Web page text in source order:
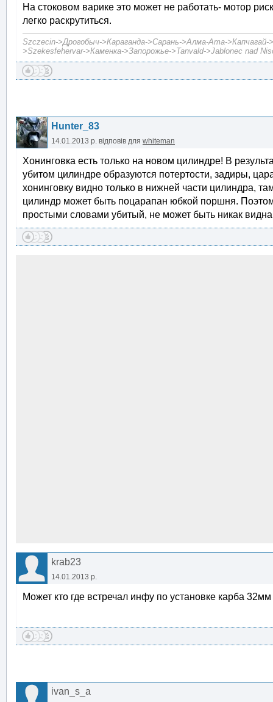
На стоковом варике это может не работать- мотор
легко раскрутиться.
Szczecin->Дрогобыч->Караганда->Сарань->Алма-Ата->Капчагай-
>Szekesfehervar->Каменка->Запорожье->Tanvald->Jablonec nad
Hunter_83
14.01.2013 р. відповів для whiteman
Хонинговка есть только на новом цилиндре! В
убитом цилиндре образуются потертости, задиры,
хонинговку видно только в нижней части цилиндра,
цилиндр может быть поцарапан юбкой поршня.
простыми словами убитый, не может быть никак
krab23
14.01.2013 р.
Может кто где встречал инфу по установке карба
ivan_s_a